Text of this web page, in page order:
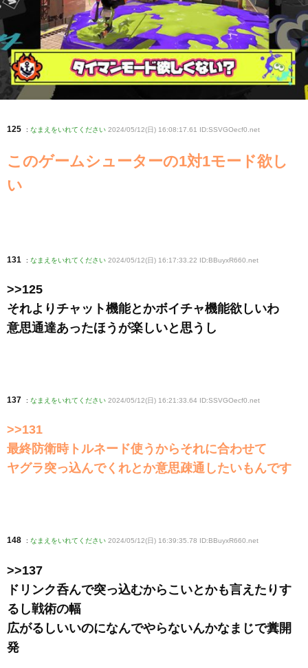
125 : なまえをいれてください 2024/05/12(日) 16:08:17.61 ID:SSVGOecf0 .net
このゲームシューターの1対1モード欲し
い
131 : なまえをいれてください 2024/05/12(日) 16:17:33.22 ID:BBuyxR660 .net
>>125
それよりチャット機能とかボイチャ機能欲しいわ
意思通達あったほうが楽しいと思うし
137 : なまえをいれてください 2024/05/12(日) 16:21:33.64 ID:SSVGOecf0.net
>>131
最終防衛時トルネード使うからそれに合わせて
ヤグラ突っ込んでくれとか意思疎通したいもんです
148 : なまえをいれてください 2024/05/12(日) 16:39:35.78 ID:BBuyxR660.net
>>137
ドリンク呑んで突っ込むからこいとかも言えたりす
るし戦術の幅
広がるしいいのになんでやらないんかなまじで糞開
発